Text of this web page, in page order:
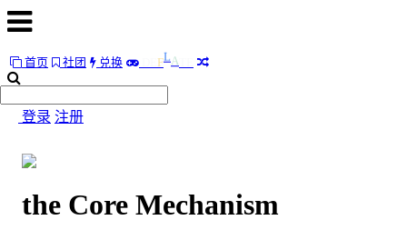
首页 社团 兑换 FLA
登录 注册
首
the Core Mechanism